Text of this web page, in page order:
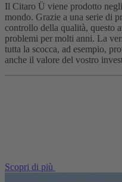
Il Citaro Ü viene prodotto
mondo. Grazie a una serie di
controllo della qualità, questo
problemi per molti anni. La
tutta la scocca, ad esempio,
anche il valore del vostro
Scopri di più